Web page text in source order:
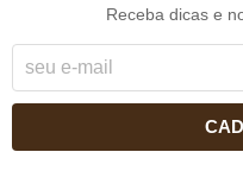
Receba dicas e